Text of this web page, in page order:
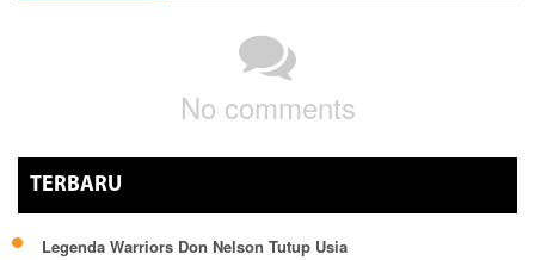
No comments
TERBARU
Legenda Warriors Don Nelson Tutup Usia